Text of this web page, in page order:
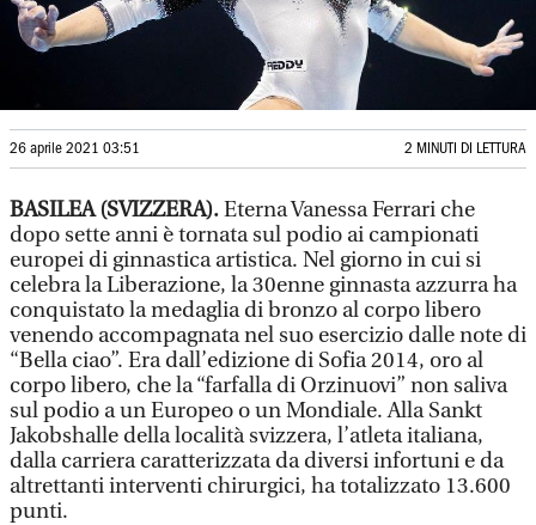
26 aprile 2021 03:51 2 MINUTI DI LETTURA
BASILEA (SVIZZERA).Eterna Vanessa Ferrari che
dopo sette anni è tornata sul podio ai campionati
europei di ginnastica artistica. Nel giorno in cui si
celebra la Liberazione, la 30enne ginnasta azzurra ha
conquistato la medaglia di bronzo al corpo libero
venendo accompagnata nel suo esercizio dalle note di
“Bella ciao”. Era dall’edizione di Sofia 2014, oro al
corpo libero, che la “farfalla di Orzinuovi” non saliva
sul podio a un Europeo o un Mondiale. Alla Sankt
Jakobshalle della località svizzera, l’atleta italiana,
dalla carriera caratterizzata da diversi infortuni e da
altrettanti interventi chirurgici, ha totalizzato 13.600
punti.